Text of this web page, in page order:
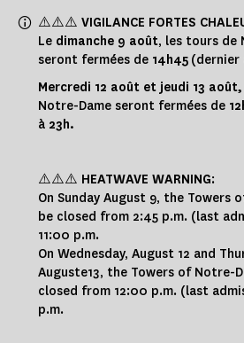
⚠️⚠️⚠️ VIGILANCE FORTES
Le dimanche 9 août, les tours de
seront fermées de 14h45 (dernier
Mercredi 12 août et jeudi 13 août,
Notre-Dame seront fermées de
à 23h.
⚠️⚠️⚠️ HEATWAVE WARNING:
On Sunday August 9, the Towers
be closed from 2:45 p.m. (last
11:00 p.m.
On Wednesday, August 12 and
Auguste13, the Towers of Notre-
closed from 12:00 p.m. (last
p.m.